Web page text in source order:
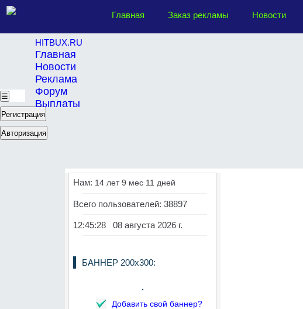
Главная Заказ рекламы Новости
HITBUX.RU
Главная
Новости
Реклама
Форум
Выплаты
☰
Регистрация
Авторизация
Нам: 14 лет 9 мес 11 дней
Всего пользователей: 38897
12:45:28 08 августа 2026 г.
БАННЕР 200х300:
Добавить свой баннер?